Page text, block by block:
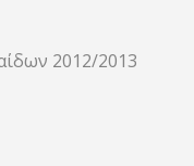
2012/2013